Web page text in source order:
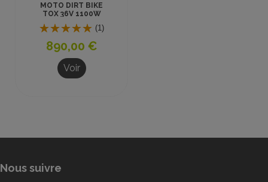
MOTO DIRT BIKE
TOX 36V 1100W
BLEU
(1)
890,00 €
Voir
Nous suivre